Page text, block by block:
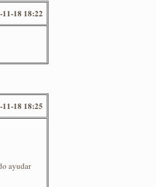
11-18 18:22
11-18 18:25
ayudar